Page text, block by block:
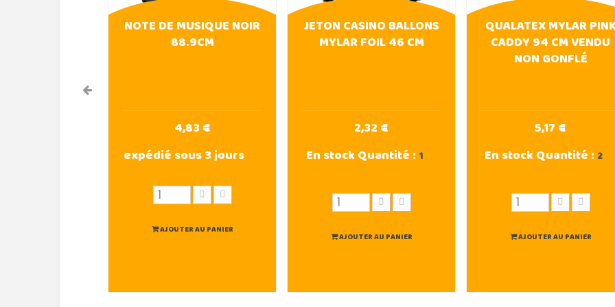
NOTE DE MUSIQUE NOIR
88.9CM
4,83 €
expédié sous 3 jours
AJOUTER AU PANIER
JETON CASINO BALLONS
MYLAR FOIL 46 CM
2,32 €
En stockQuantité : 1
AJOUTER AU PANIER
QUALATEX MYLAR
CADDY 94 CM VENDU
NON GONFLÉ
5,17 €
En stockQuantité : 2
AJOUTER AU PANIER